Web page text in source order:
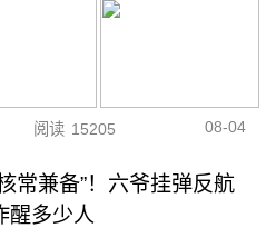
阅读 15205 08-04
常兼备”！六爷挂弹反航
醒多少人